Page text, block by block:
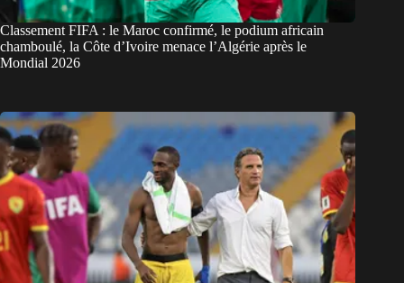
Classement FIFA : le Maroc confirmé, le podium africain
chamboulé, la Côte d’Ivoire menace l’Algérie après le
Mondial 2026